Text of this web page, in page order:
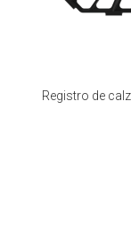
Registro de